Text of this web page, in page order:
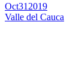
Oct31 2019
Valle del Cauca